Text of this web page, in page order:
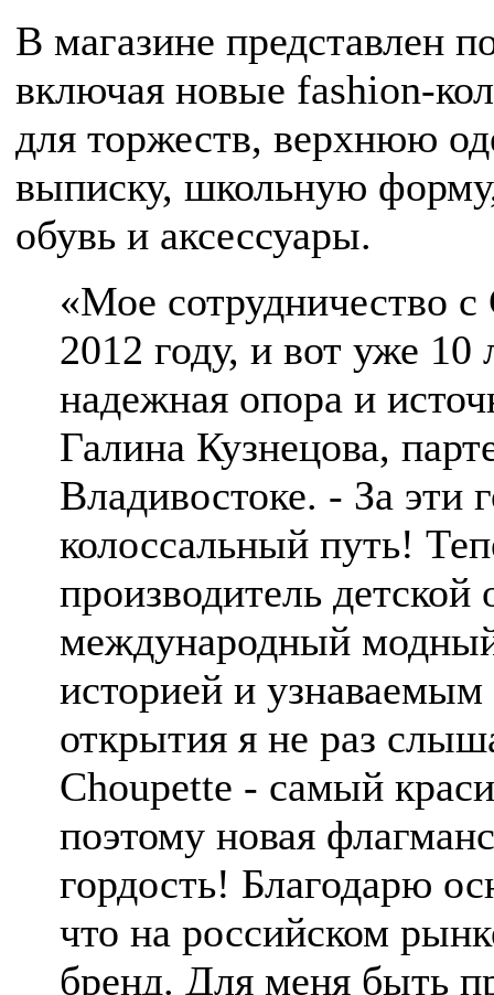
В магазине представлен
включая новые fashion-
для торжеств, верхнюю
выписку, школьную
обувь и аксессуары.
«Мое сотрудничество с
2012 году, и вот уже 10
надежная опора и
Галина Кузнецова,
Владивостоке. - За эти
колоссальный путь!
производитель
международный
историей и
открытия я не раз
Choupette - самый
поэтому новая
гордость! Благодарю
что на российском
бренд. Для меня быть